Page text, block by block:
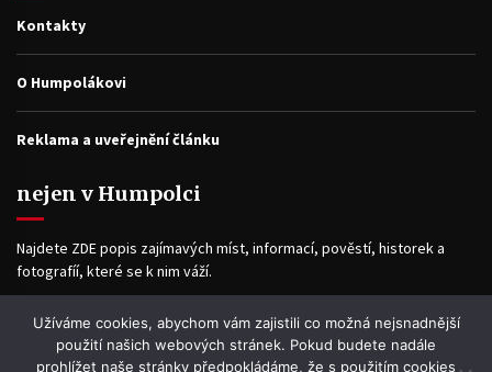
Kontakty
O Humpolákovi
Reklama a uveřejnění článku
nejen v Humpolci
Najdete ZDE popis zajímavých míst, informací, pověstí, historek a
fotografíí, které se k nim váží.
Facebook
Užíváme cookies, abychom vám zajistili co možná nejsnadnější
použití našich webových stránek. Pokud budete nadále
prohlížet naše stránky předpokládáme, že s použitím cookies